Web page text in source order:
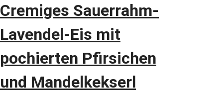
Cremiges Sauerrahm-
Lavendel-Eis mit
pochierten Pfirsichen
und Mandelkekserl